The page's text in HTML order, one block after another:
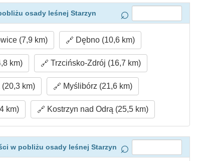
osady leśnej Starzyn
(7,9 km) Dębno (10,6 km)
km) Trzcińsko-Zdrój (16,7 km)
km) Myślibórz (21,6 km)
km) Kostrzyn nad Odrą (25,5 km)
w pobliżu osady leśnej Starzyn